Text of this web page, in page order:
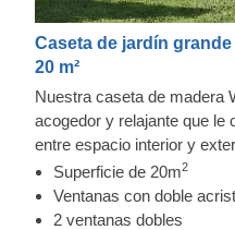
Caseta de jardín grande
20 m²
Nuestra caseta de madera
acogedor y relajante que le
entre espacio interior y
transversales y puertas de
gran cantidad de luz natural
elegante voladizo en el
Superficie de 20m2
Ventanas con doble
2 ventanas dobles